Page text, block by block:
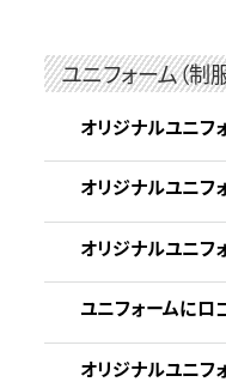
ユニフォーム（制
オリジナルユニフ
オリジナルユニフ
オリジナルユニフ
ユニフォームにロ
オリジナルユニフ